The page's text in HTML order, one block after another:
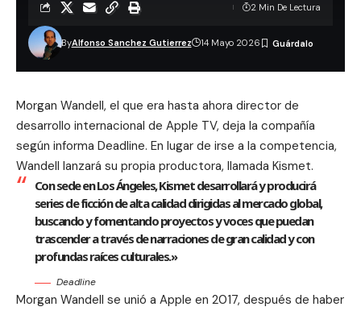
ByAlfonso Sanchez Gutierrez 14 Mayo 2026
2 Min De Lectura
Morgan Wandell, el que era hasta ahora director de
desarrollo internacional de Apple TV, deja la compañía
según informa Deadline. En lugar de irse a la competencia,
Wandell lanzará su propia productora, llamada Kismet.
Con sede en Los Ángeles, Kismet desarrollará y producirá
series de ficción de alta calidad dirigidas al mercado global,
buscando y fomentando proyectos y voces que puedan
trascender a través de narraciones de gran calidad y con
profundas raíces culturales.»
Deadline
Morgan Wandell se unió a Apple en 2017, después de haber